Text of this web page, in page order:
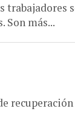
más...